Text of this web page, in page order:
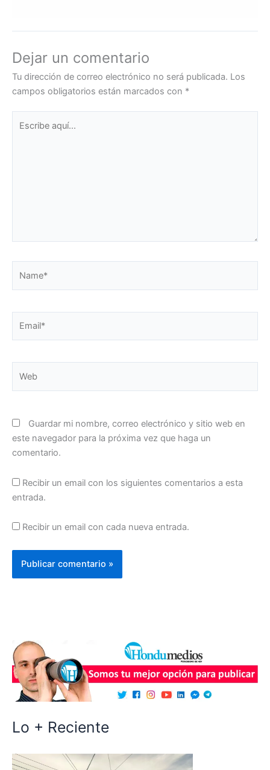
Dejar un comentario
Tu dirección de correo electrónico no será publicada. Los
campos obligatorios están marcados con *
Guardar mi nombre, correo electrónico y sitio web en
este navegador para la próxima vez que haga un
comentario.
Recibir un email con los siguientes comentarios a esta
entrada.
Recibir un email con cada nueva entrada.
Lo + Reciente